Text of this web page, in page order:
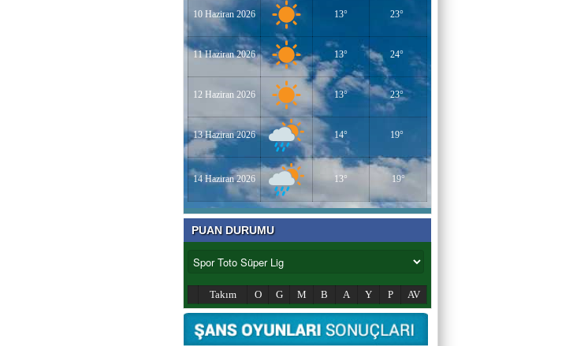
10 Haziran 2026 13° 23°
11 Haziran 2026 13° 24°
12 Haziran 2026 13° 23°
13 Haziran 2026 14° 19°
14 Haziran 2026 13° 19°
PUAN DURUMU
Takım O G M B A Y P AV